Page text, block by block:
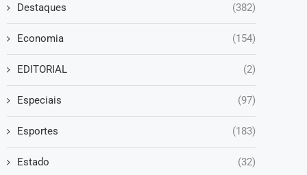
Destaques (382)
Economia (154)
EDITORIAL (2)
Especiais (97)
Esportes (183)
Estado (32)